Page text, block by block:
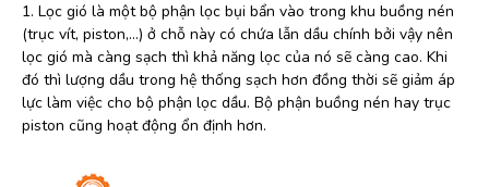
1. Lọc gió là một bộ phận lọc bụi bẩn vào trong khu buồng nén
(trục vít, piston,…) ở chỗ này có chứa lẫn dầu chính bởi vậy nên
lọc gió mà càng sạch thì khả năng lọc của nó sẽ càng cao. Khi
đó thì lượng dầu trong hệ thống sạch hơn đồng thời sẽ giảm áp
lực làm việc cho bộ phận lọc dầu. Bộ phận buồng nén hay trục
piston cũng hoạt động ổn định hơn.